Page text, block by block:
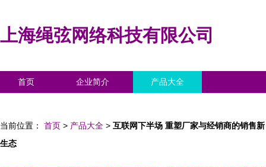
上海绳弦网络科技有限公司
首页 企业简介 产品大全
当前位置： 首页 > 产品大全 > 互联网下半场 重塑厂家与经销商的销售新
生态